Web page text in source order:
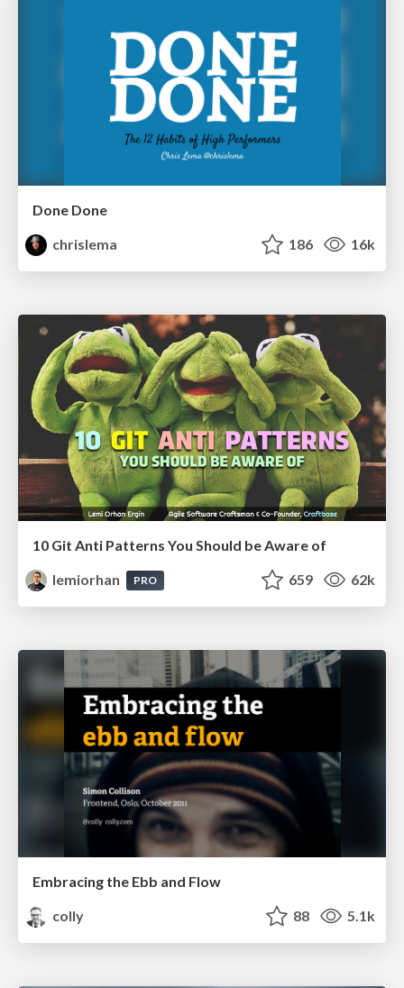
Done Done
chrislema
186 16k
10 Git Anti Patterns You Should be Aware of
lemiorhan
PRO 659 62k
Embracing the Ebb and Flow
colly
88 5.1k